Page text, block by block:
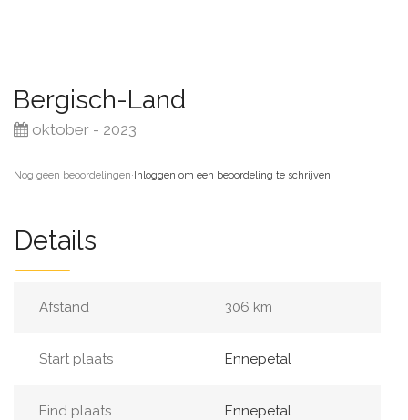
Bergisch-Land
oktober - 2023
Nog geen beoordelingen·Inloggen om een beoordeling te schrijven
Details
Afstand 306 km
Start plaats Ennepetal
Eind plaats Ennepetal